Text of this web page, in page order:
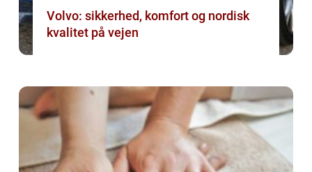
Volvo: sikkerhed, komfort og nordisk
kvalitet på vejen